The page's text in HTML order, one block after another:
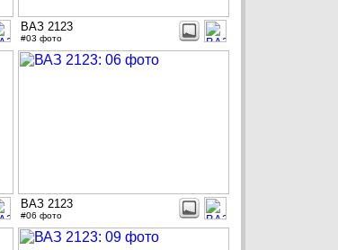
ВАЗ 2123
#03 фото
ВАЗ 2123
#06 фото